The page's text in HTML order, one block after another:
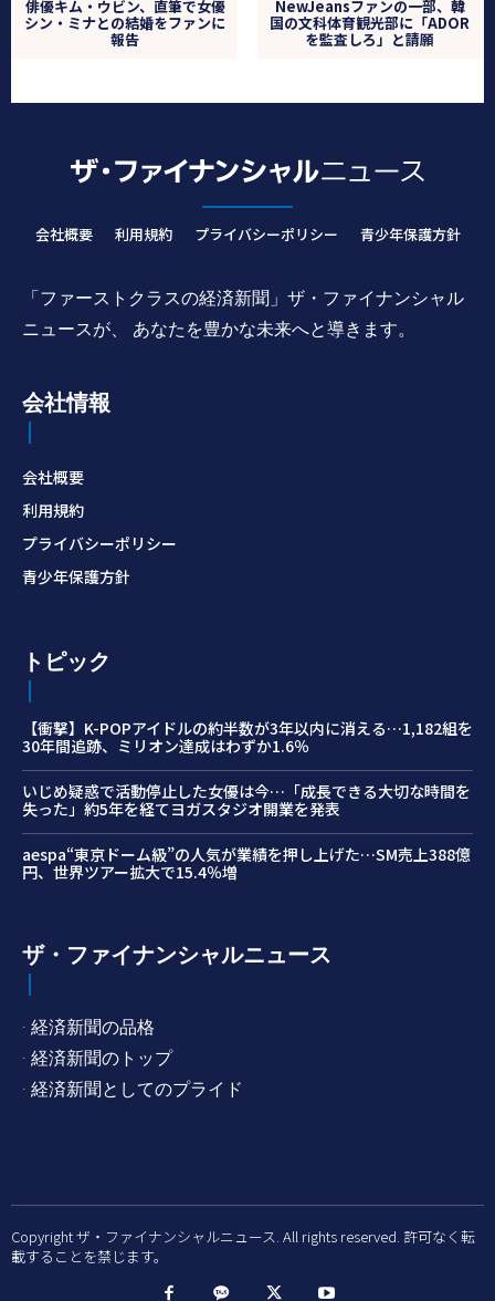
俳優キム・ウビン、直筆で女優
シン・ミナとの結婚をファンに
報告
NewJeansファンの一部、韓
国の文科体育観光部に「ADOR
を監査しろ」と請願
会社概要 利用規約 プライバシーポリシー 青少年保護方針
「ファーストクラスの経済新聞」ザ・ファイナンシャル
ニュースが、 あなたを豊かな未来へと導きます。
会社情報
会社概要
利用規約
プライバシーポリシー
青少年保護方針
トピック
【衝撃】K-POPアイドルの約半数が3年以内に消える…1,182組を
30年間追跡、ミリオン達成はわずか1.6％
いじめ疑惑で活動停止した女優は今…「成長できる大切な時間を
失った」約5年を経てヨガスタジオ開業を発表
aespa“東京ドーム級”の人気が業績を押し上げた…SM売上388億
円、世界ツアー拡大で15.4％増
ザ・ファイナンシャルニュース
· 経済新聞の品格
· 経済新聞のトップ
· 経済新聞としてのプライド
Copyright ザ・ファイナンシャルニュース. All rights reserved. 許可なく転
載することを禁じます。